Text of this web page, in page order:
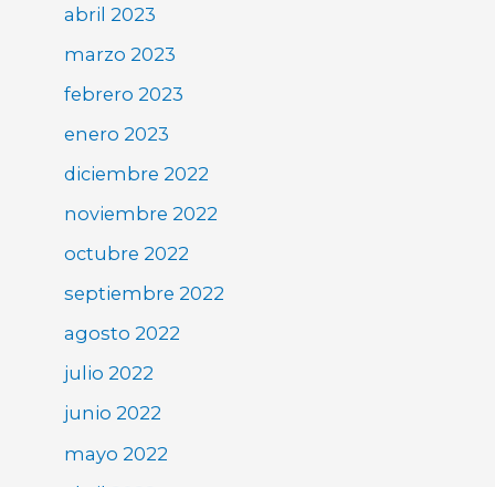
abril 2023
marzo 2023
febrero 2023
enero 2023
diciembre 2022
noviembre 2022
octubre 2022
septiembre 2022
agosto 2022
julio 2022
junio 2022
mayo 2022